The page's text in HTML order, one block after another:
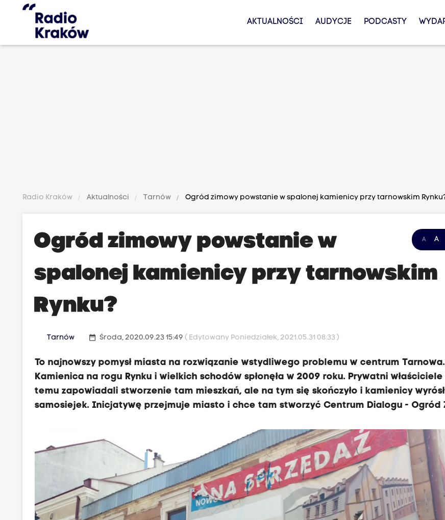
AKTUALNOŚCI AUDYCJE PODCASTY
Radio Kraków Aktualności Tarnów Ogród zimowy powstanie w spalonej kamienicy przy tarnowskim
A A
Ogród zimowy powstanie w
spalonej kamienicy przy tarnowskim
Rynku?
Tarnów date_range Środa, 2020.09.23 15:49( Edytowany Poniedziałek, 2021.05.31 08:33 )
To najnowszy pomysł miasta na rozwiązanie wstydliwego problemu w centrum Tarnowa.
Kamienica na rogu Rynku i wielkich schodów spłonęła w 2009 roku. Prywatni
temu zapowiadali stworzenie tam mieszkań, ale na tym się skończyło i kamienicy wyrósł
samosiejek. Inicjatywę przejmuje miasto i chce tam stworzyć Centrum Dialogu - Ogród